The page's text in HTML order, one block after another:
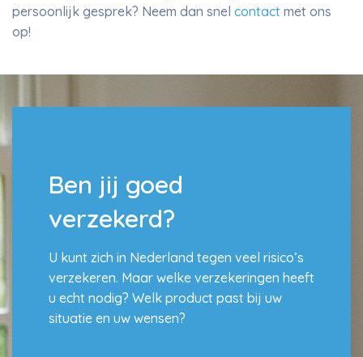
persoonlijk gesprek? Neem dan snel contact met ons
op!
Ben jij goed
verzekerd?
U kunt zich in Nederland tegen veel risico’s
verzekeren. Maar welke verzekeringen heeft
u echt nodig? Welk product past bij uw
situatie en uw wensen?